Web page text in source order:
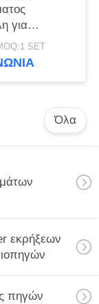
για
γεωτρήσεις
και
SET
Όλα
εκρήξεων
πηγών